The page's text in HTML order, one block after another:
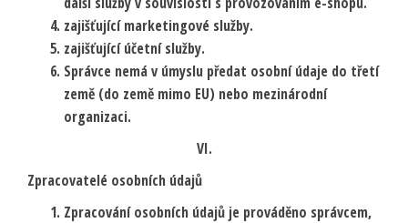
zajišťující marketingové služby.
zajišťující účetní služby.
Správce nemá v úmyslu předat osobní údaje do třetí
země (do země mimo EU) nebo mezinárodní
organizaci.
VI.
Zpracovatelé osobních údajů
Zpracování osobních údajů je prováděno správcem,